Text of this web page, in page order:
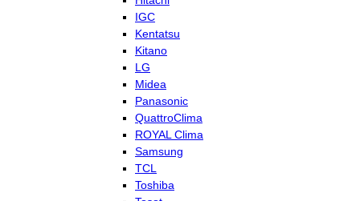
IGC
Kentatsu
Kitano
LG
Midea
Panasonic
QuattroClima
ROYAL Clima
Samsung
TCL
Toshiba